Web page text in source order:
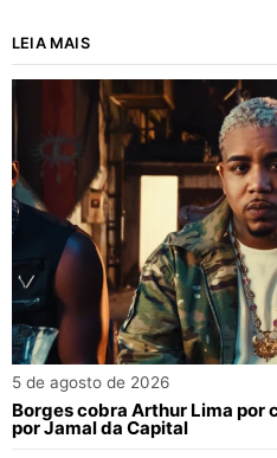
LEIA MAIS
5 de agosto de 2026
Borges cobra Arthur Lima por
por Jamal da Capital